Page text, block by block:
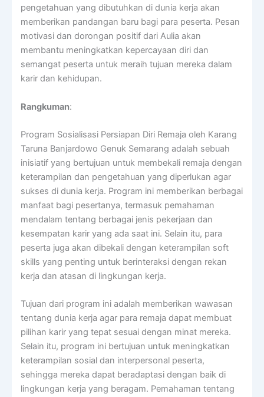
pengetahuan yang dibutuhkan di dunia kerja akan
memberikan pandangan baru bagi para peserta. Pesan
motivasi dan dorongan positif dari Aulia akan
membantu meningkatkan kepercayaan diri dan
semangat peserta untuk meraih tujuan mereka dalam
karir dan kehidupan.
Rangkuman:
Program Sosialisasi Persiapan Diri Remaja oleh Karang
Taruna Banjardowo Genuk Semarang adalah sebuah
inisiatif yang bertujuan untuk membekali remaja dengan
keterampilan dan pengetahuan yang diperlukan agar
sukses di dunia kerja. Program ini memberikan berbagai
manfaat bagi pesertanya, termasuk pemahaman
mendalam tentang berbagai jenis pekerjaan dan
kesempatan karir yang ada saat ini. Selain itu, para
peserta juga akan dibekali dengan keterampilan soft
skills yang penting untuk berinteraksi dengan rekan
kerja dan atasan di lingkungan kerja.
Tujuan dari program ini adalah memberikan wawasan
tentang dunia kerja agar para remaja dapat membuat
pilihan karir yang tepat sesuai dengan minat mereka.
Selain itu, program ini bertujuan untuk meningkatkan
keterampilan sosial dan interpersonal peserta,
sehingga mereka dapat beradaptasi dengan baik di
lingkungan kerja yang beragam. Pemahaman tentang